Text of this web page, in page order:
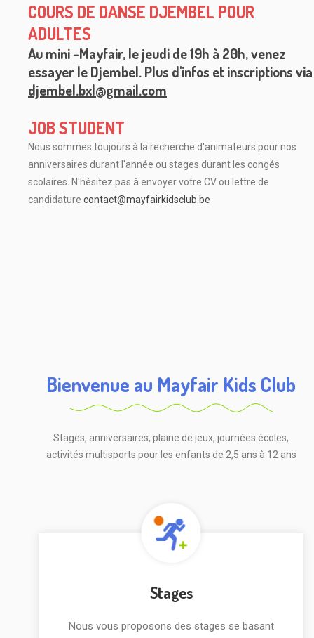
COURS DE DANSE DJEMBEL POUR
ADULTES
Au mini -Mayfair, le jeudi de 19h à 20h, venez
essayer le Djembel. Plus d'infos et inscriptions via
djembel.bxl@gmail.com
JOB STUDENT
Nous sommes toujours à la recherche d'animateurs pour nos
anniversaires durant l'année ou stages durant les congés
scolaires. N'hésitez pas à envoyer votre CV ou lettre de
candidature contact@mayfairkidsclub.be
Bienvenue au Mayfair Kids Club
Stages, anniversaires, plaine de jeux, journées écoles,
activités multisports pour les enfants de 2,5 ans à 12 ans
Stages
Nous vous proposons des stages se basant